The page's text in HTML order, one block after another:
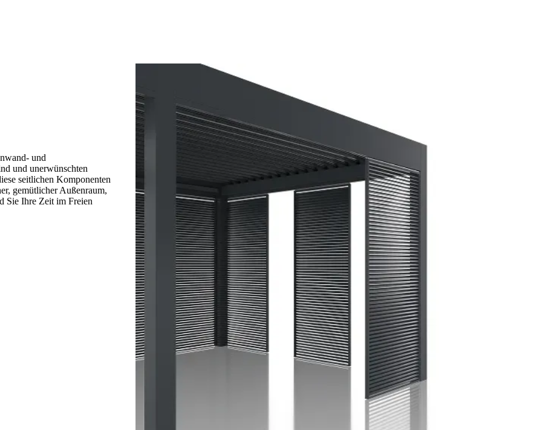
und
und unerwünschten
seitlichen Komponenten
gemütlicher Außenraum,
Sie Ihre Zeit im Freien